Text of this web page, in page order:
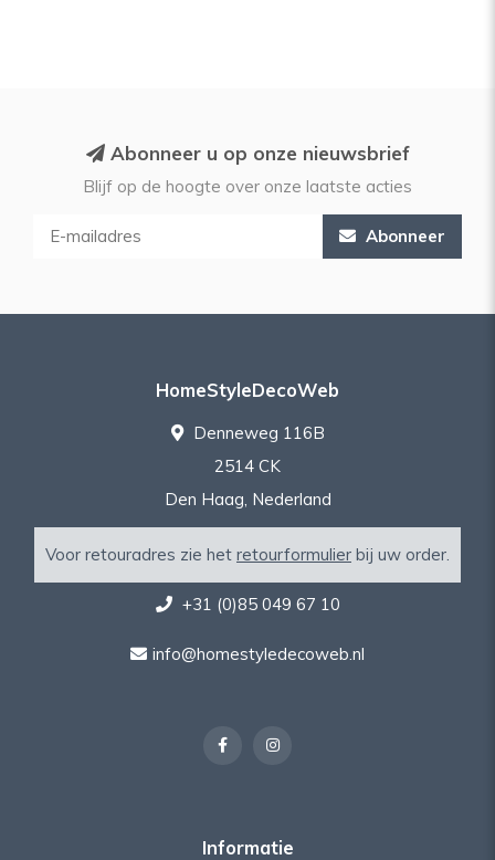
Abonneer u op onze nieuwsbrief
Blijf op de hoogte over onze laatste acties
Abonneer
HomeStyleDecoWeb
Denneweg 116B
2514 CK
Den Haag, Nederland
Voor retouradres zie het retourformulier bij uw order.
+31 (0)85 049 67 10
info@homestyledecoweb.nl
Informatie